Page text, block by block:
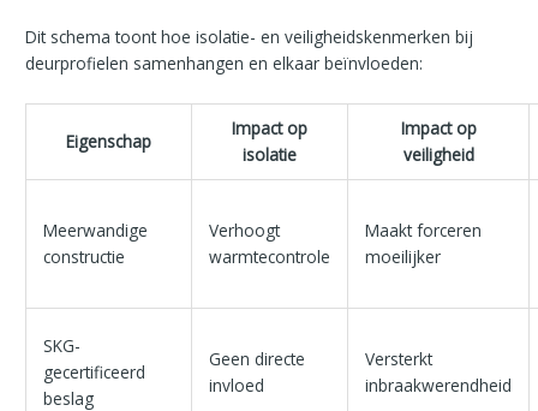
Dit schema toont hoe isolatie- en veiligheidskenmerken bij
deurprofielen samenhangen en elkaar beïnvloeden:
Eigenschap
Impact op
isolatie
Impact op
veiligheid
Meerwandige
constructie
Verhoogt
warmtecontrole
Maakt forceren
moeilijker
SKG-
gecertificeerd
beslag
Geen directe
invloed
Versterkt
inbraakwerendheid